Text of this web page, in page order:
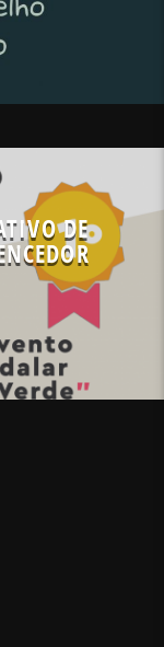
DE